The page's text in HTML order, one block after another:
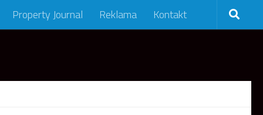
Property Journal Reklama Kontakt